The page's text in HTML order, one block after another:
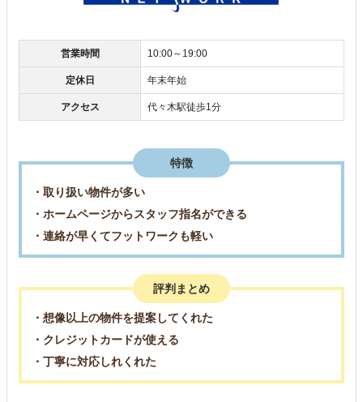
営業時間 10:00～19:00
定休日 年末年始
アクセス 代々木駅徒歩1分
特徴
・取り扱い物件が多い
・ホームページからスタッフ指名ができる
・連絡が早くてフットワークも軽い
評判まとめ
・想像以上の物件を提案してくれた
・クレジットカードが使える
・丁寧に対応しれくれた